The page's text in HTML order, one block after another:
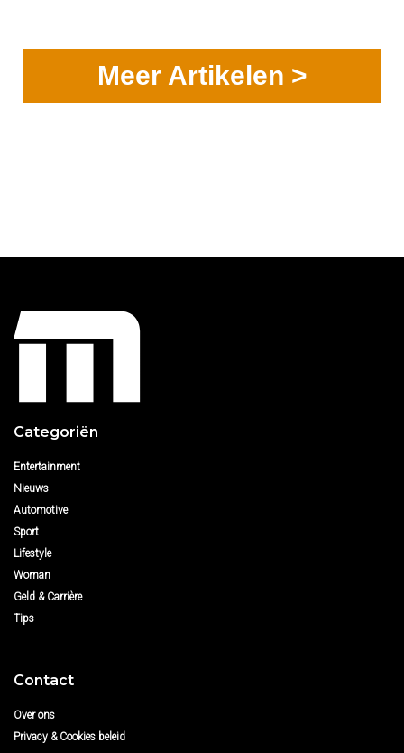
Meer Artikelen >
Categoriën
Entertainment
Nieuws
Automotive
Sport
Lifestyle
Woman
Geld & Carrière
Tips
Contact
Over ons
Privacy & Cookies beleid